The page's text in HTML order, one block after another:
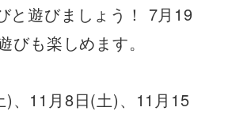
と遊びましょう！ 7月19
びも楽しめます。
)、11月8日(土)、11月15